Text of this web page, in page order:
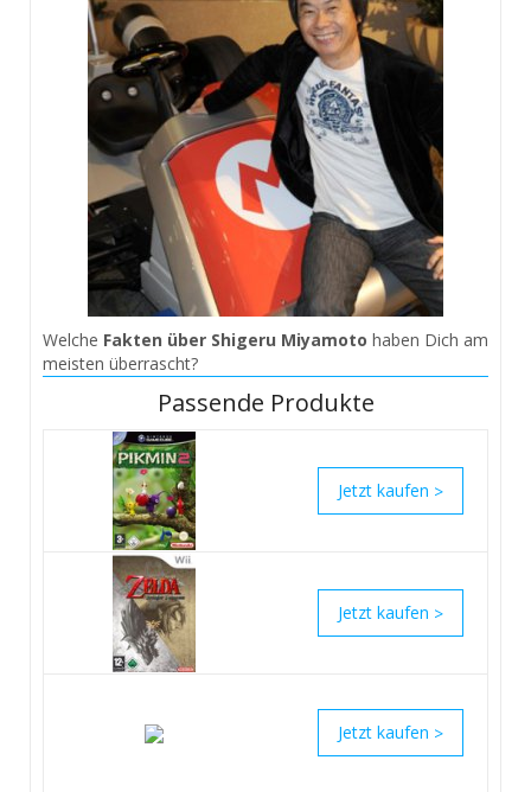
Welche Fakten über Shigeru Miyamoto haben Dich am
meisten überrascht?
Passende Produkte
>
>
>